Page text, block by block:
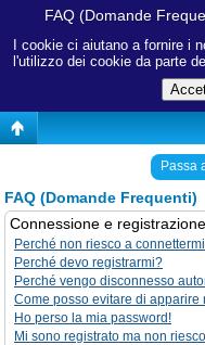
I cookie ci aiutano a fornire i
l'utilizzo dei cookie da parte
FAQ (Domande
Passa
FAQ (Domande Frequenti)
Connessione e registrazione
Perché non riesco a
Perché devo registrarmi?
Perché vengo disconnesso
Come posso evitare di
Ho perso la mia password!
Mi sono registrato ma non